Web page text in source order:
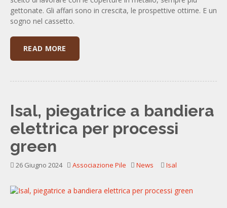
gettonate. Gli affari sono in crescita, le prospettive ottime. E un
sogno nel cassetto.
READ MORE
Isal, piegatrice a bandiera
elettrica per processi
green
26 Giugno 2024 Associazione Pile News Isal